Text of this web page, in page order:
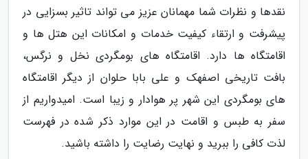
نقدها و نظرات شما مهمانان عزیز می تواند تاثیر بسزایی در
پیشرفت و ارتقاء کیفیت خدمات و امکانات این هتل ها و
اقامتگاه ها دارد. اقامتگاه های بومگردی نخل و نرگس،
بافت تاریخی اصفهک و علی بابا حلوان از دیگر اقامتگاه
های بومگردی این شهر پر هوادار و زیبا است. امیدواریم از
سفر به طبس و اقامت در این موارد ذکر شده در فهرست
لذت کافی را ببرید و نهایت رضایت را داشته باشید.